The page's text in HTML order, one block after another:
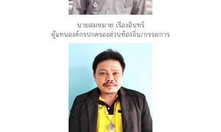
นายสมหมาย เรืองอินทร์
ผู้แทนองค์กรปกครองส่วนท้องถิ่น/กรรมการ